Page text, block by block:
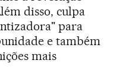
disso, culpa
para
e também
mais